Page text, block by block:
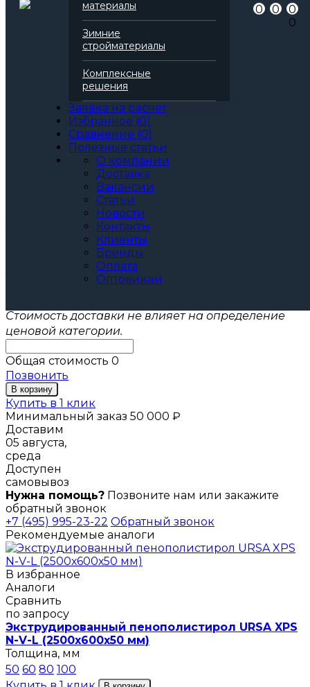
материалы
Зимние
стройматериалы
Комплексные
решения
Заявка на расчет
Избранное (0)
Сравнение (0)
Полезные статьи
О компании
Доставка
Вакансии
Статьи
Новости
Контакты
Клиенты
Бренды
Оплата
Оптовикам
0 0
0
0
Добавить в избранное
Добавить в сравнение
138684
Технониколь
Carbon
Solid 700
Экструдированный пенополистирол
Количество в упаковке (м2)
Область применения для пола
для кровли
для фундамента
для бассейна
Количество в упаковке (шт.)
Теплопроводность λБ 0,034 Вт/(м·K)
Все характеристики
Артикул: 138684
За упаковку
Цена при единовременной покупке
Стоимость доставки не влияет на определение
ценовой категории.
Общая стоимость 0
Позвонить
В корзину
Купить в 1 клик
Минимальный заказ 50 000 ₽
Доставим
05 августа,
среда
Доступен
самовывоз
Нужна помощь? Позвоните нам или закажите
обратный звонок
+7 (495) 995-23-22 Обратный звонок
Рекомендуемые аналоги
В избранное
Аналоги
Сравнить
по запросу
Экструдированный пенополистирол URSA XPS
N-V-L (2500х600х50 мм)
Толщина, мм
50 60 80 100